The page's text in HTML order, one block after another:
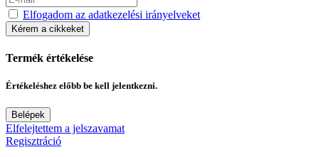
Elfogadom az adatkezelési irányelveket
Kérem a cikkeket
Termék értékelése
Értékeléshez előbb be kell jelentkezni.
Belépek
Elfelejtettem a jelszavamat
Regisztráció